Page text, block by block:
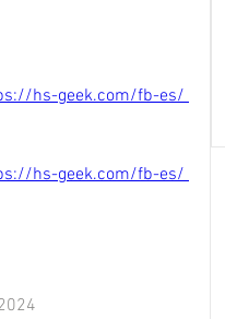
hs-geek.com/fb-es/
hs-geek.com/fb-es/